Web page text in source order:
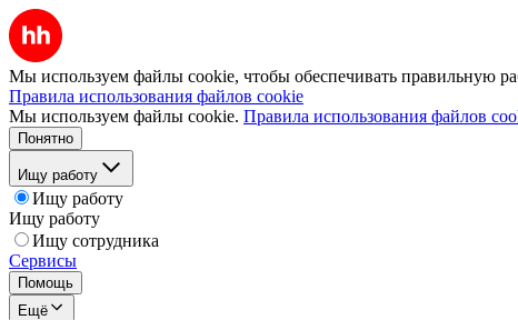
Мы используем файлы cookie, чтобы обеспечивать правильную
Правила использования файлов cookie
Мы используем файлы cookie. Правила использования файлов
Понятно
Ищу работу
Ищу работу
Ищу работу
Ищу сотрудника
Сервисы
Помощь
Ещё